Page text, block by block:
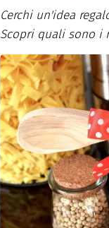
Frutta
Cerchi un'idea
Scopri quali sono i